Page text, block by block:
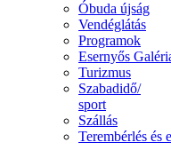
Óbuda újság
Vendéglátás
Programok
Esernyős
Turizmus
Szabadidő/
sport
Szállás
Terembérlés és